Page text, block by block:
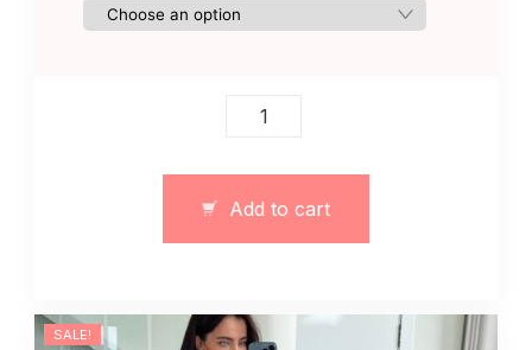
Damski
szary
z
Add to cart
SALE!